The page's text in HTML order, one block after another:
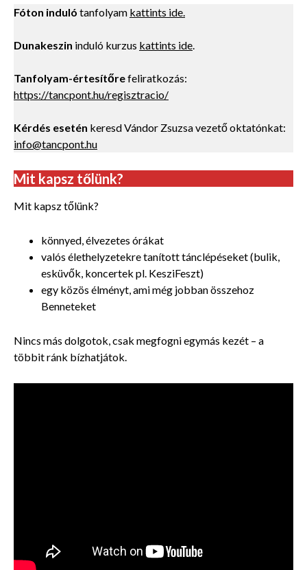
Fóton induló tanfolyam kattints ide.
Dunakeszin induló kurzus kattints ide.
Tanfolyam-értesítőrefeliratkozás:
https://tancpont.hu/regisztracio/
Kérdés esetén keresd Vándor Zsuzsa vezető oktatónkat:
info@tancpont.hu
Mit kapsz tőlünk?
Mit kapsz tőlünk?
könnyed, élvezetes órákat
valós élethelyzetekre tanított tánclépéseket (bulik,
esküvők, koncertek pl. KesziFeszt)
egy közös élményt, ami még jobban összehoz
Benneteket
Nincs más dolgotok, csak megfogni egymás kezét – a
többit ránk bízhatjátok.